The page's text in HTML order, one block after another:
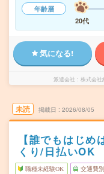
年齢層
20代
気になる!
派遣会社 株式会社
未読 掲載日 2026/08/05
【誰でもはじ
くり/日払いOK
職種未経験OK 交通費